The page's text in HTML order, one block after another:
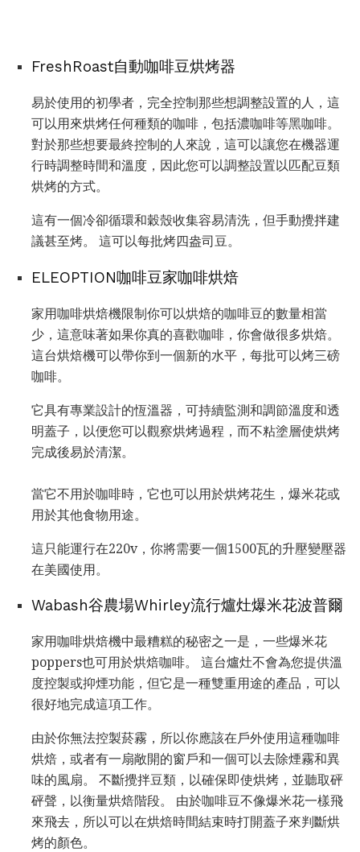
FreshRoast自動咖啡豆烘烤器
易於使用的初學者，完全控制那些想調整設置的人，這
可以用來烘烤任何種類的咖啡，包括濃咖啡等黑咖啡。
對於那些想要最終控制的人來說，這可以讓您在機器運
行時調整時間和溫度，因此您可以調整設置以匹配豆類
烘烤的方式。
這有一個冷卻循環和穀殼收集容易清洗，但手動攪拌建
議甚至烤。 這可以每批烤四盎司豆。
ELEOPTION咖啡豆家咖啡烘焙
家用咖啡烘焙機限制你可以烘焙的咖啡豆的數量相當
少，這意味著如果你真的喜歡咖啡，你會做很多烘焙。
這台烘焙機可以帶你到一個新的水平，每批可以烤三磅
咖啡。
它具有專業設計的恆溫器，可持續監測和調節溫度和透
明蓋子，以便您可以觀察烘烤過程，而不粘塗層使烘烤
完成後易於清潔。
當它不用於咖啡時，它也可以用於烘烤花生，爆米花或
用於其他食物用途。
這只能運行在220v，你將需要一個1500瓦的升壓變壓器
在美國使用。
Wabash谷農場Whirley流行爐灶爆米花波普爾
家用咖啡烘焙機中最糟糕的秘密之一是，一些爆米花
poppers也可用於烘焙咖啡。 這台爐灶不會為您提供溫
度控製或抑煙功能，但它是一種雙重用途的產品，​​可以
很好地完成這項工作。
由於你無法控製菸霧，所以你應該在戶外使用這種咖啡
烘焙，或者有一扇敞開的窗戶和一個可以去除煙霧和異
味的風扇。 不斷攪拌豆類，以確保即使烘烤，並聽取砰
砰聲，以衡量烘焙階段。 由於咖啡豆不像爆米花一樣飛
來飛去，所以可以在烘焙時間結束時打開蓋子來判斷烘
烤的顏色。